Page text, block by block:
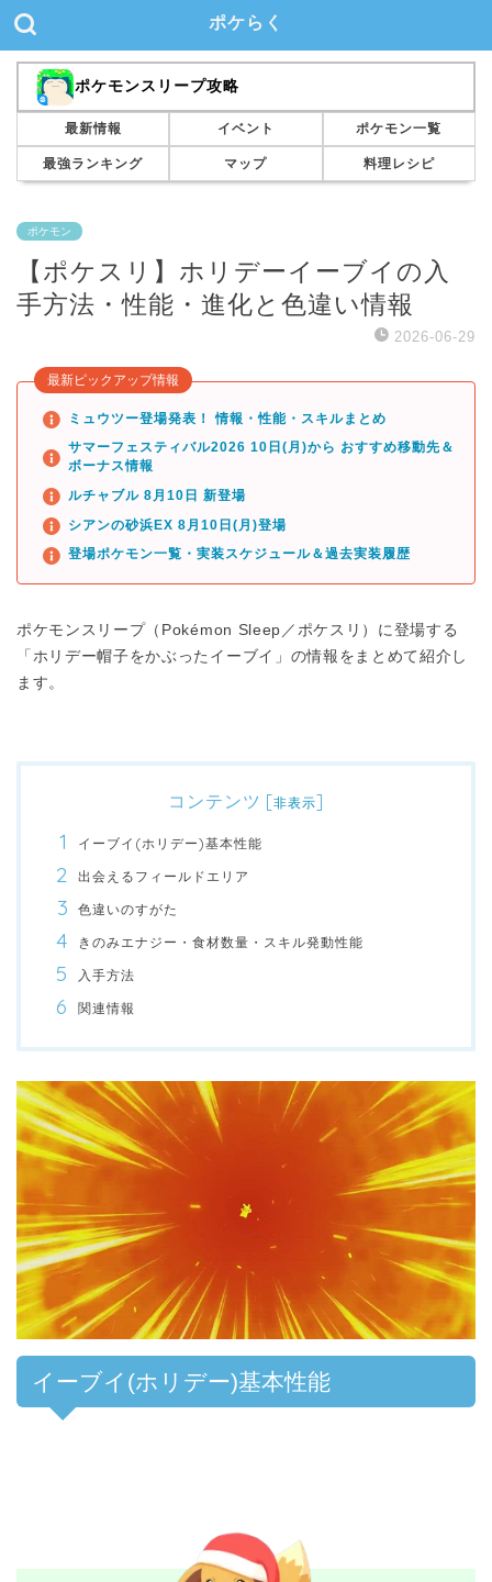
ポケらく
ポケモンスリープ攻略
最新情報 イベント ポケモン一覧
最強ランキング マップ 料理レシピ
ポケモン
【ポケスリ】ホリデーイーブイの入
手方法・性能・進化と色違い情報
2026-06-29
最新ピックアップ情報
ミュウツー登場発表！ 情報・性能・スキルまとめ
サマーフェスティバル2026 10日(月)から おすすめ移動先＆
ボーナス情報
ルチャブル 8月10日 新登場
シアンの砂浜EX 8月10日(月)登場
登場ポケモン一覧・実装スケジュール＆過去実装履歴
ポケモンスリープ（Pokémon Sleep／ポケスリ）に登場する
「ホリデー帽子をかぶったイーブイ」の情報をまとめて紹介し
ます。
コンテンツ [非表示]
イーブイ(ホリデー)基本性能
出会えるフィールドエリア
色違いのすがた
きのみエナジー・食材数量・スキル発動性能
入手方法
関連情報
00:00 /01:00
イーブイ(ホリデー)基本性能